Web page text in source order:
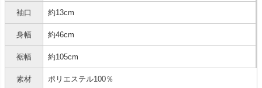
袖口 約13cm
身幅 約46cm
裾幅 約105cm
素材 ポリエステル100％